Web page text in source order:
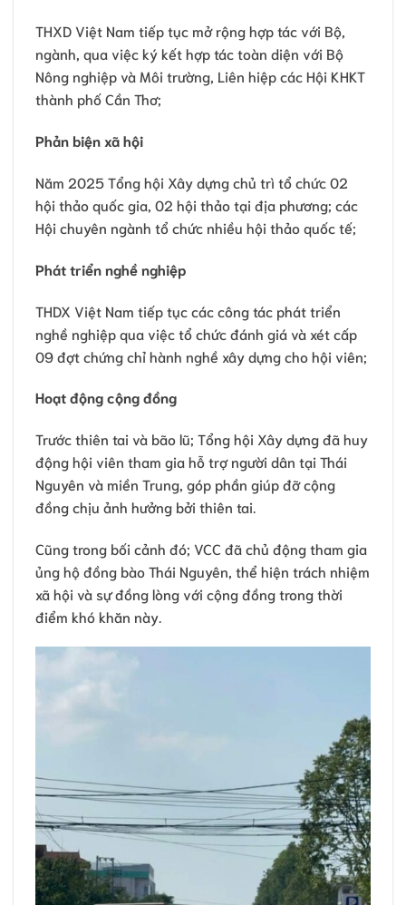
THXD Việt Nam tiếp tục mở rộng hợp tác với Bộ,
ngành, qua việc ký kết hợp tác toàn diện với Bộ
Nông nghiệp và Môi trường, Liên hiệp các Hội KHKT
thành phố Cần Thơ;
Phản biện xã hội
Năm 2025 Tổng hội Xây dựng chủ trì tổ chức 02
hội thảo quốc gia, 02 hội thảo tại địa phương; các
Hội chuyên ngành tổ chức nhiều hội thảo quốc tế;
Phát triển nghề nghiệp
THDX Việt Nam tiếp tục các công tác phát triển
nghề nghiệp qua việc tổ chức đánh giá và xét cấp
09 đợt chứng chỉ hành nghề xây dựng cho hội viên;
Hoạt động cộng đồng
Trước thiên tai và bão lũ; Tổng hội Xây dựng đã huy
động hội viên tham gia hỗ trợ người dân tại Thái
Nguyên và miền Trung, góp phần giúp đỡ cộng
đồng chịu ảnh hưởng bởi thiên tai.
Cũng trong bối cảnh đó; VCC đã chủ động tham gia
ủng hộ đồng bào Thái Nguyên, thể hiện trách nhiệm
xã hội và sự đồng lòng với cộng đồng trong thời
điểm khó khăn này.